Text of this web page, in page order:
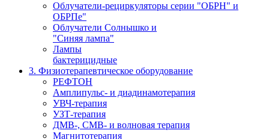
Облучатели-рециркуляторы серии "ОБРН" и
ОБРПе"
Облучатели Солнышко и
"Синяя лампа"
Лампы
бактерицидные
3. Физиотерапевтическое оборудование
РЕФТОН
Амплипульс- и диадинамотерапия
УВЧ-терапия
УЗТ-терапия
ДМВ-, СМВ- и волновая терапия
Магнитотерапия